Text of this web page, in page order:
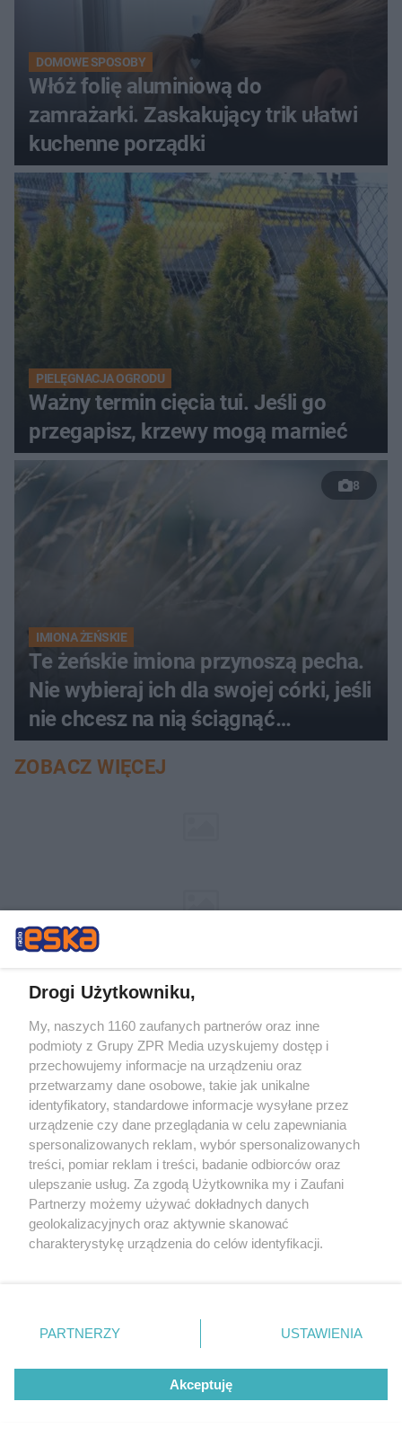
DOMOWE SPOSOBY
Włóż folię aluminiową do
zamrażarki. Zaskakujący trik ułatwi
kuchenne porządki
PIELĘGNACJA OGRODU
Ważny termin cięcia tui. Jeśli go
przegapisz, krzewy mogą marnieć
8
IMIONA ŻEŃSKIE
Te żeńskie imiona przynoszą pecha.
Nie wybieraj ich dla swojej córki, jeśli
nie chcesz na nią ściągnąć
nieszczęścia
ZOBACZ WIĘCEJ
tym także elektroniczny lub mechaniczny) na jakimkolwiek polu
eksploatacji w jakiejkolwiek formie, włącznie z umieszczaniem w
Internecie bez pisemnej zgody właściciela praw. Jakiekolwiek użycie lub
Drogi Użytkowniku,
My, naszych 1160 zaufanych partnerów oraz inne
podmioty z Grupy ZPR Media uzyskujemy dostęp i
przechowujemy informacje na urządzeniu oraz
przetwarzamy dane osobowe, takie jak unikalne
identyfikatory, standardowe informacje wysyłane przez
urządzenie czy dane przeglądania w celu zapewniania
spersonalizowanych reklam, wybór spersonalizowanych
treści, pomiar reklam i treści, badanie odbiorców oraz
ulepszanie usług. Za zgodą Użytkownika my i Zaufani
Partnerzy możemy używać dokładnych danych
geolokalizacyjnych oraz aktywnie skanować
charakterystykę urządzenia do celów identyfikacji.
zmienić/wycofać klikając przycisk ustawień prywatności
znajdujący się w lewym dolnym rogu strony
rodzaje przetwarzania danych nie wymagają zgody
użytkownika, ale masz prawo sprzeciwić się takiemu
przetwarzaniu. Preferencje będą miały zastosowanie tylko
PARTNERZY USTAWIENIA
Akceptuję